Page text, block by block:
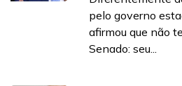
pelo governo
afirmou que não
Senado: seu...